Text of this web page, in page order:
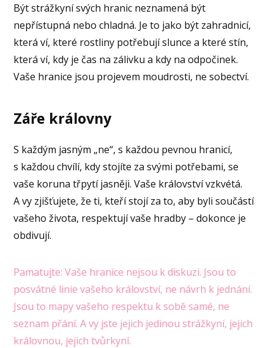
Být strážkyní svých hranic neznamená být
nepřístupná nebo chladná. Je to jako být zahradnicí,
která ví, které rostliny potřebují slunce a které stín,
která ví, kdy je čas na zálivku a kdy na odpočinek.
Vaše hranice jsou projevem moudrosti, ne sobectví.
Záře královny
S každým jasným „ne“, s každou pevnou hranicí,
s každou chvílí, kdy stojíte za svými potřebami, se
vaše koruna třpytí jasněji. Vaše království vzkvétá.
A vy zjišťujete, že ti, kteří stojí za to, aby byli součástí
vašeho života, respektují vaše hradby – dokonce je
obdivují.
Pamatujte: Vaše hranice nejsou k diskuzi. Jsou to
posvátné linie vašeho království, ne návrh k jednání.
Jsou to mapy vašeho respektu k sobě samé, ne
seznam přání. A vy jste jejich jedinou strážkyní, jejich
královnou, jejich tvůrkyní.